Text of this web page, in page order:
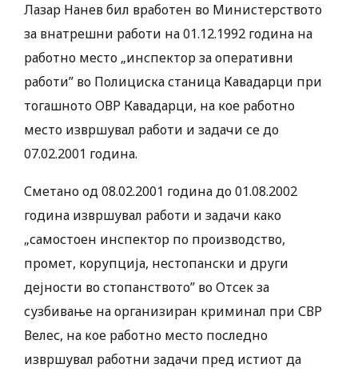
Лазар Нанев бил вработен во Министерството
за внатрешни работи на 01.12.1992 година на
работно место „инспектор за оперативни
работи” во Полициска станица Кавадарци при
тогашното ОВР Кавадарци, на кое работно
место извршувал работи и задачи се до
07.02.2001 година.
Сметано од 08.02.2001 година до 01.08.2002
година извршувал работи и задачи како
„самостоен инспектор по производство,
промет, корупција, нестопански и други
дејности во стопанството” во Отсек за
сузбивање на организиран криминал при СВР
Велес, на кое работно место последно
извршувал работни задачи пред истиот да